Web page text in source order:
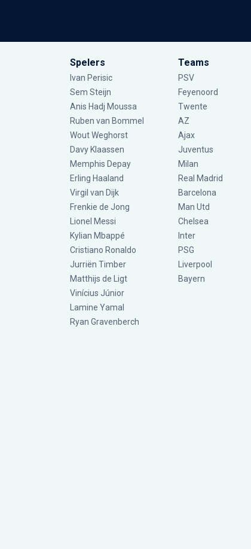
Spelers
Ivan Perisic
Sem Steijn
Anis Hadj Moussa
Ruben van Bommel
Wout Weghorst
Davy Klaassen
Memphis Depay
Erling Haaland
Virgil van Dijk
Frenkie de Jong
Lionel Messi
Kylian Mbappé
Cristiano Ronaldo
Jurriën Timber
Matthijs de Ligt
Vinícius Júnior
Lamine Yamal
Ryan Gravenberch
Teams
PSV
Feyenoord
Twente
AZ
Ajax
Juventus
Milan
Real Madrid
Barcelona
Man Utd
Chelsea
Inter
PSG
Liverpool
Bayern